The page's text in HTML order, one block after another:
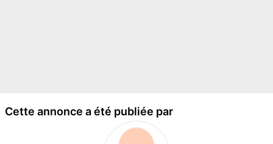
Cette annonce a été publiée par